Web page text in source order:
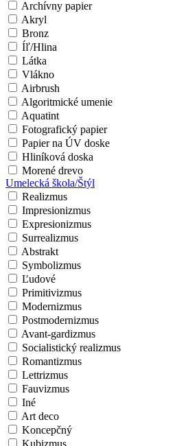
Archívny papier
Akryl
Bronz
Íľ/Hlina
Látka
Vlákno
Airbrush
Algoritmické umenie
Aquatint
Fotografický papier
Papier na ÚV doske
Hliníková doska
Morené drevo
Umelecká škola/Štýl
Realizmus
Impresionizmus
Expresionizmus
Surrealizmus
Abstrakt
Symbolizmus
Ľudové
Primitivizmus
Modernizmus
Postmodernizmus
Avant-gardizmus
Socialistický realizmus
Romantizmus
Lettrizmus
Fauvizmus
Iné
Art deco
Koncepčný